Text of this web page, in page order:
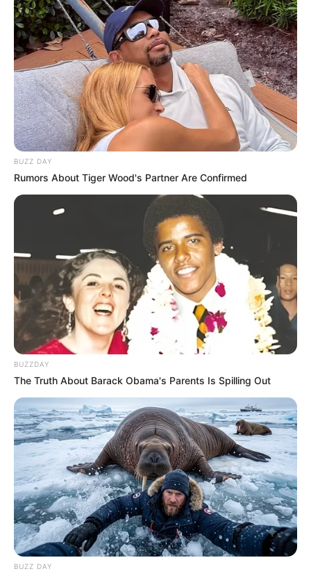
BUZZ DAY
Rumors About Tiger Wood's Partner Are Confirmed
BUZZDAY
The Truth About Barack Obama's Parents Is Spilling Out
BUZZ DAY